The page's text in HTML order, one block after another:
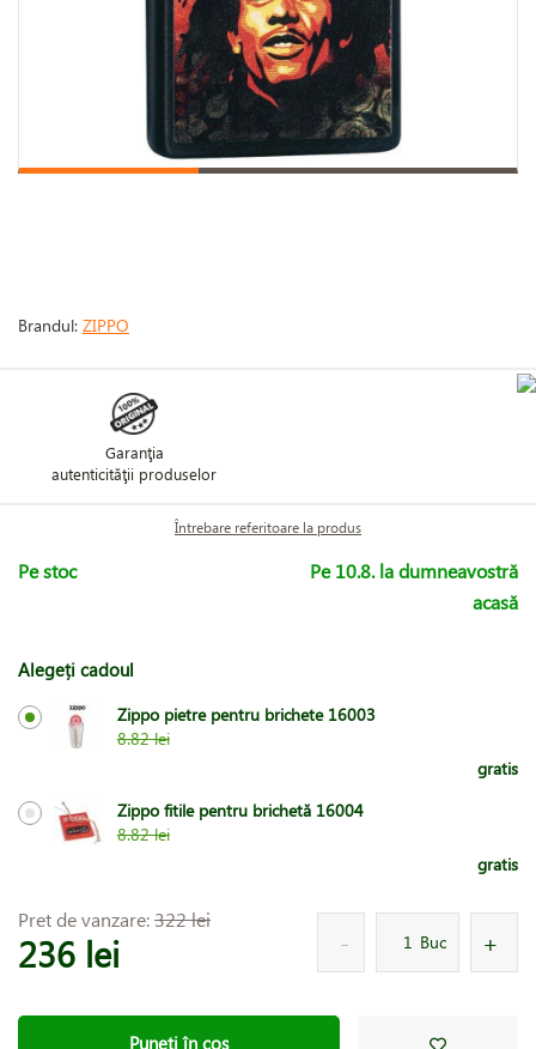
Brandul: ZIPPO
Garanţia
autenticităţii produselor
Întrebare referitoare la produs
Pe stoc
Pe 10.8. la dumneavostră
acasă
Alegeți cadoul
Zippo pietre pentru brichete 16003
8.82 lei
gratis
Zippo fitile pentru brichetă 16004
8.82 lei
gratis
Pret de vanzare:322 lei
236 lei Buc
Puneți în coș